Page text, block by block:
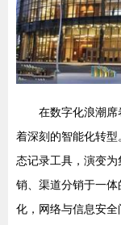
在数字化浪潮
着深刻的智能化转
态记录工具，演变
销、渠道分销于一
化，网络与信息安